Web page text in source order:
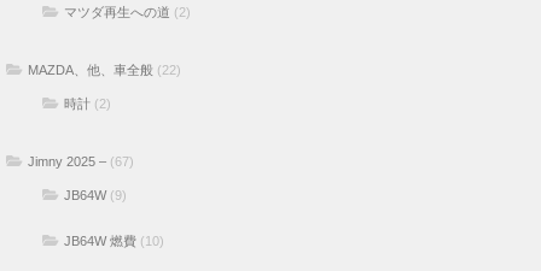
マツダ再生への道 (2)
MAZDA、他、車全般 (22)
時計 (2)
Jimny 2025 – (67)
JB64W(9)
JB64W 燃費 (10)